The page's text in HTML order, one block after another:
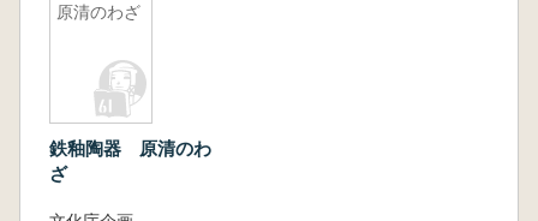
原清のわざ
鉄釉陶器 原清のわ
ざ